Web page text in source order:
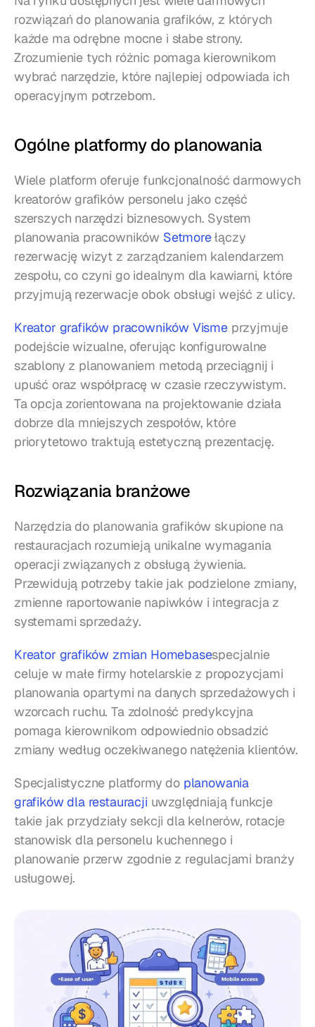
rozwiązań do planowania grafików, z których
każde ma odrębne mocne i słabe strony.
Zrozumienie tych różnic pomaga kierownikom
wybrać narzędzie, które najlepiej odpowiada ich
operacyjnym potrzebom.
Ogólne platformy do planowania
Wiele platform oferuje funkcjonalność darmowych
kreatorów grafików personelu jako część
szerszych narzędzi biznesowych. System
planowania pracowników Setmore łączy
rezerwację wizyt z zarządzaniem kalendarzem
zespołu, co czyni go idealnym dla kawiarni, które
przyjmują rezerwacje obok obsługi wejść z ulicy.
Kreator grafików pracowników Visme przyjmuje
podejście wizualne, oferując konfigurowalne
szablony z planowaniem metodą przeciągnij i
upuść oraz współpracę w czasie rzeczywistym.
Ta opcja zorientowana na projektowanie działa
dobrze dla mniejszych zespołów, które
priorytetowo traktują estetyczną prezentację.
Rozwiązania branżowe
Narzędzia do planowania grafików skupione na
restauracjach rozumieją unikalne wymagania
operacji związanych z obsługą żywienia.
Przewidują potrzeby takie jak podzielone zmiany,
zmienne raportowanie napiwków i integracja z
systemami sprzedaży.
Kreator grafików zmian Homebasespecjalnie
celuje w małe firmy hotelarskie z propozycjami
planowania opartymi na danych sprzedażowych i
wzorcach ruchu. Ta zdolność predykcyjna
pomaga kierownikom odpowiednio obsadzić
zmiany według oczekiwanego natężenia klientów.
Specjalistyczne platformy do planowania
grafików dla restauracji uwzględniają funkcje
takie jak przydziały sekcji dla kelnerów, rotacje
stanowisk dla personelu kuchennego i
planowanie przerw zgodnie z regulacjami branży
usługowej.